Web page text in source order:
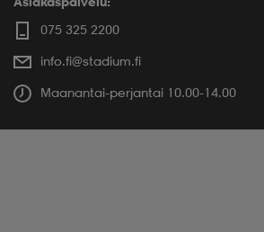
075 325 2200
info.fi@stadium.fi
Maanantai-perjantai 10.00-14.00